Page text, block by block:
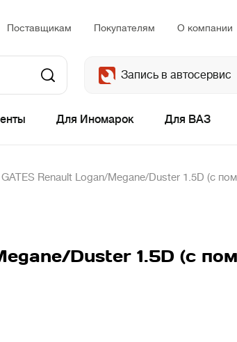
Поставщикам Покупателям О компании
Запись в автосервис
Для Иномарок Для ВАЗ
Renault Logan/Megane/Duster 1.5D (с
Duster 1.5D (с